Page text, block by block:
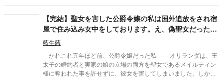
に向ける。王立学園の廊下には大勢の生徒が集まり、その中心に
は、三つの人影があった。一人は、マイナ。目の前には、この国
の第一王子──ローランドがいて、その隣では、ローランドの愛す
る婚約者、伯爵令嬢のリリアンが怒りで目を吊り上げていた。
【完結】聖女を害した公爵令嬢の私は国外追放をされ宿
屋で住み込み女中をしております。え、偽聖女だった？
ごめんなさい知りません。
藍生蕗
かれこれ五年ほど前、公爵令嬢だった私───オリランダは、王
太子の婚約者と実家の娘の立場の両方を聖女であるメイルティン
様に奪われた事を許せずに、彼女を害してしまいました。しかし